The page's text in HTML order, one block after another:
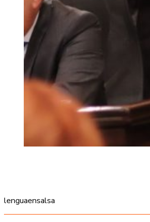
lenguaensalsa